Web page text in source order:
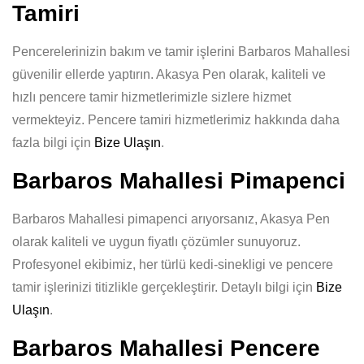
Tamiri
Pencerelerinizin bakım ve tamir işlerini Barbaros Mahallesi
güvenilir ellerde yaptırın. Akasya Pen olarak, kaliteli ve
hızlı pencere tamir hizmetlerimizle sizlere hizmet
vermekteyiz. Pencere tamiri hizmetlerimiz hakkında daha
fazla bilgi için Bize Ulaşın.
Barbaros Mahallesi Pimapenci
Barbaros Mahallesi pimapenci arıyorsanız, Akasya Pen
olarak kaliteli ve uygun fiyatlı çözümler sunuyoruz.
Profesyonel ekibimiz, her türlü kedi-sinekligi ve pencere
tamir işlerinizi titizlikle gerçekleştirir. Detaylı bilgi için Bize
Ulaşın.
Barbaros Mahallesi Pencere